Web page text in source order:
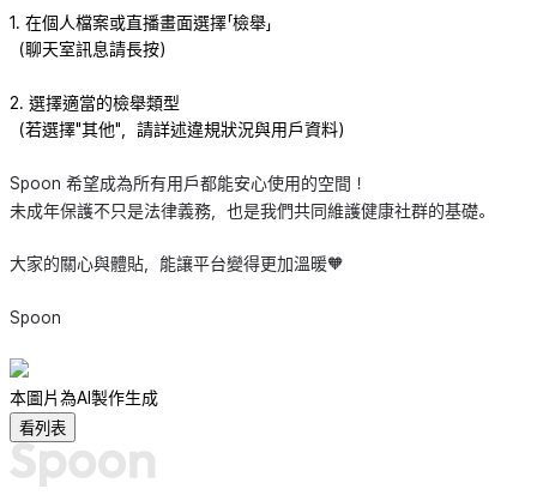
1. 在個人檔案或直播畫面選擇「檢舉」
（聊天室訊息請長按）
2. 選擇適當的檢舉類型
（若選擇"其他"，請詳述違規狀況與用戶資料）
Spoon 希望成為所有用戶都能安心使用的空間！
未成年保護不只是法律義務，也是我們共同維護健康社群的基礎。
大家的關心與體貼，能讓平台變得更加溫暖🧡
Spoon
本圖片為AI製作生成
看列表